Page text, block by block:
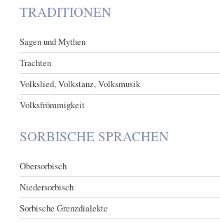
TRADITIONEN
Sagen und Mythen
Trachten
Volkslied, Volkstanz, Volksmusik
Volksfrömmigkeit
SORBISCHE SPRACHEN
Obersorbisch
Niedersorbisch
Sorbische Grenzdialekte